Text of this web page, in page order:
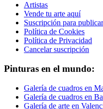
Artistas
Vende tu arte aquí
Suscripción para
Política de Cookies
Política de Privacidad
Cancelar suscripción
Pinturas en el mundo:
Galería de cuadros en
Galería de cuadros en
Galería de arte en